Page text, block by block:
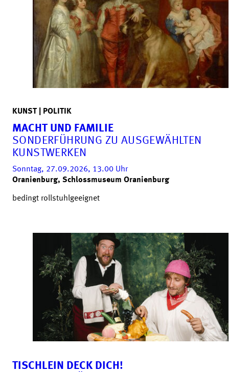
KUNST | POLITIK
MACHT UND FAMILIE
SONDERFÜHRUNG ZU AUSGEWÄHLTEN
KUNSTWERKEN
Sonntag, 27.09.2026, 13.00 Uhr
Oranienburg, Schlossmuseum Oranienburg
bedingt rollstuhlgeeignet
TISCHLEIN DECK DICH!